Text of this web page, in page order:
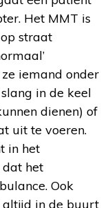
Het MMT is
straat
iemand onder
in de keel
dienen) of
uit te voeren.
in het
dat het
Ook
in de buurt